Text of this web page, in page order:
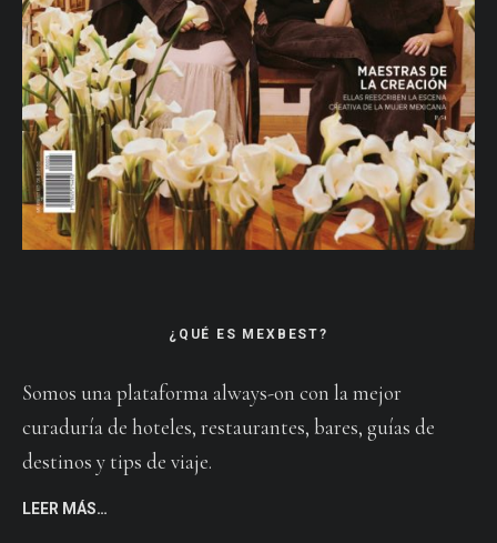
¿QUÉ ES MEXBEST?
Somos una plataforma always-on con la mejor
curaduría de hoteles, restaurantes, bares, guías de
destinos y tips de viaje.
LEER MÁS…